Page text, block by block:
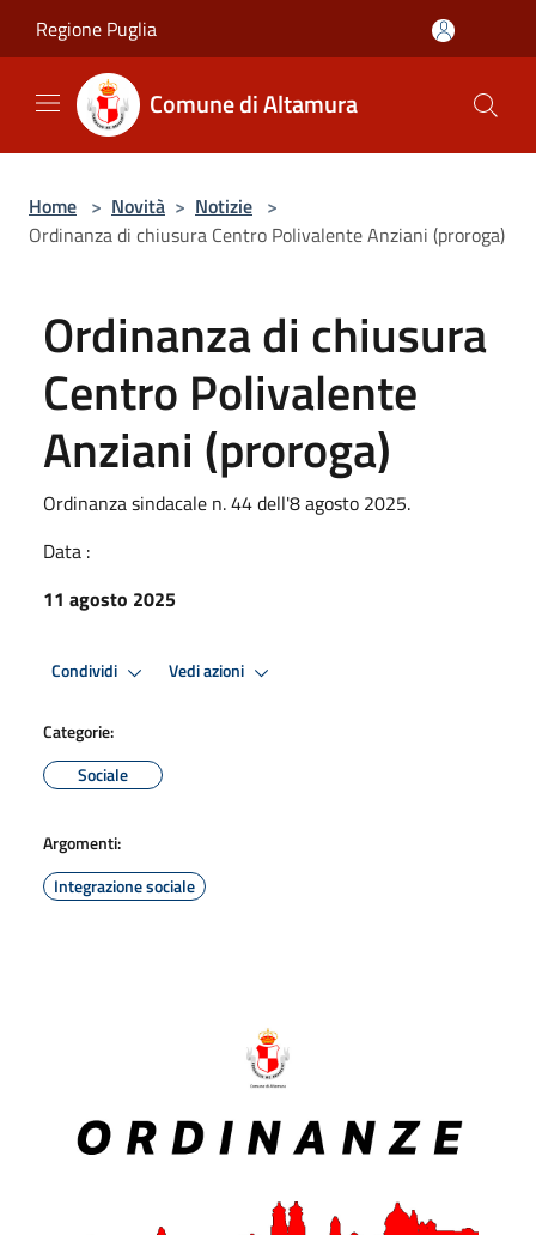
Regione Puglia
Comune di Altamura
Home > Novità > Notizie >
Ordinanza di chiusura Centro Polivalente Anziani (proroga)
Ordinanza di chiusura
Centro Polivalente
Anziani (proroga)
Ordinanza sindacale n. 44 dell'8 agosto 2025.
Data :
11 agosto 2025
Condividi Vedi azioni
Categorie:
Sociale
Argomenti:
Integrazione sociale